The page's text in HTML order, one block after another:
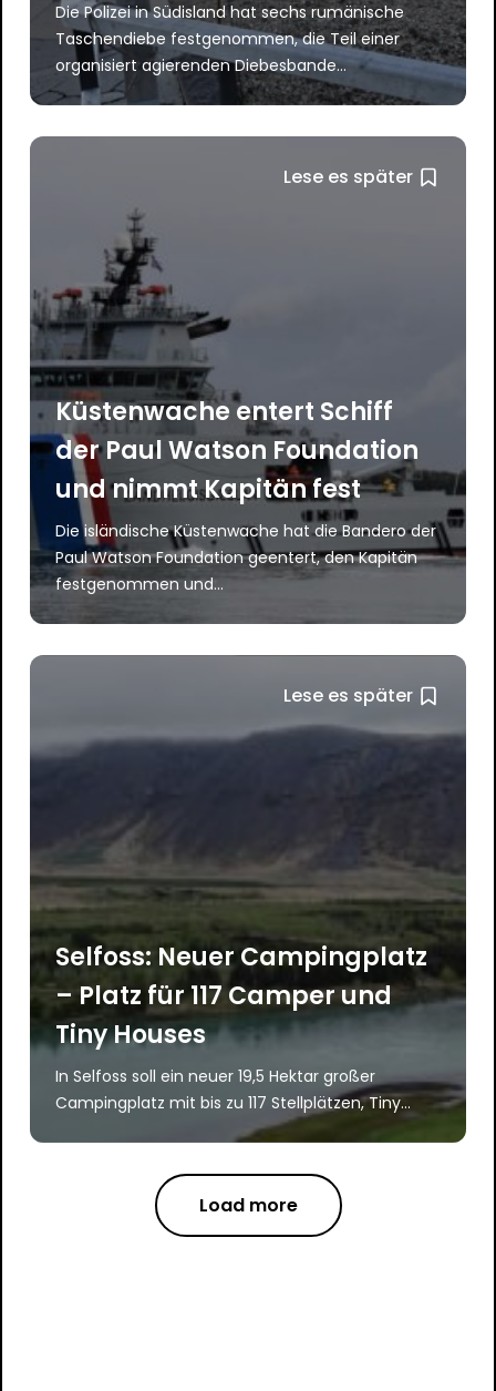
Die Polizei in Südisland hat sechs rumänische
Taschendiebe festgenommen, die Teil einer
organisiert agierenden Diebesbande...
Lese es später
Küstenwache entert Schiff
der Paul Watson Foundation
und nimmt Kapitän fest
Die isländische Küstenwache hat die Bandero der
Paul Watson Foundation geentert, den Kapitän
festgenommen und...
Lese es später
Selfoss: Neuer Campingplatz
– Platz für 117 Camper und
Tiny Houses
In Selfoss soll ein neuer 19,5 Hektar großer
Campingplatz mit bis zu 117 Stellplätzen, Tiny...
Load more